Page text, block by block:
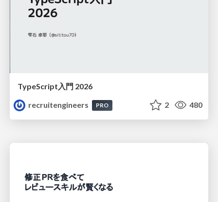
TypeScript入門 2026
recruitengineers
PRO 2 480